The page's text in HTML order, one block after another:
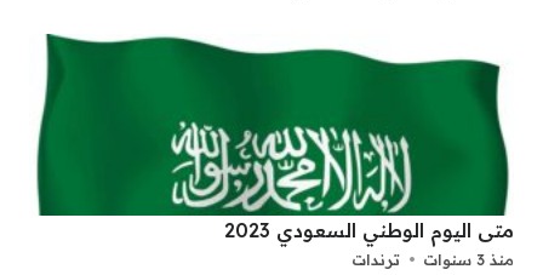
متى اليوم الوطني السعودي 2023
منذ 3 سنوات ترندات